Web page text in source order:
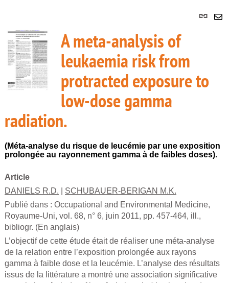
A meta-analysis of
leukaemia risk from
protracted exposure to
low-dose gamma
radiation.
(Méta-analyse du risque de leucémie par une exposition
prolongée au rayonnement gamma à de faibles doses).
Article
DANIELS R.D.
SCHUBAUER-BERIGAN M.K.
Publié dans : Occupational and Environmental Medicine,
Royaume-Uni, vol. 68, n° 6, juin 2011, pp. 457-464, ill.,
bibliogr. (En anglais)
L’objectif de cette étude était de réaliser une méta-analyse
de la relation entre l’exposition prolongée aux rayons
gamma à faible dose et la leucémie. L’analyse des résultats
issus de la littérature a montré une association significative